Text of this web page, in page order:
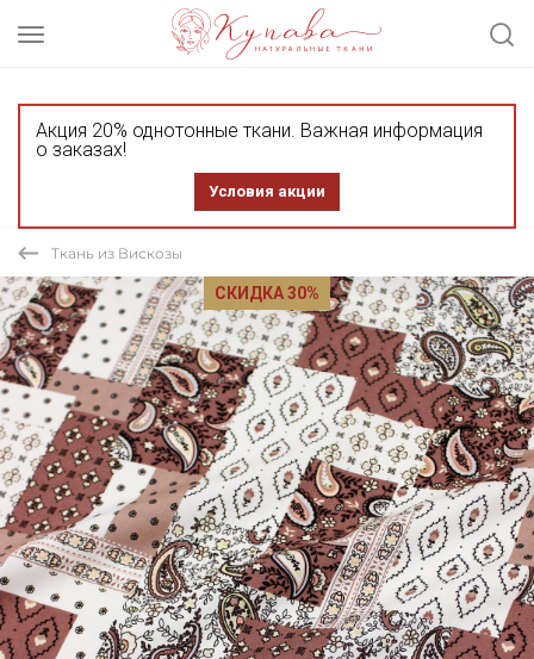
Акция 20% однотонные ткани. Важная информация
о заказах!
Условия акции
Ткань из Вискозы
СКИДКА 30%